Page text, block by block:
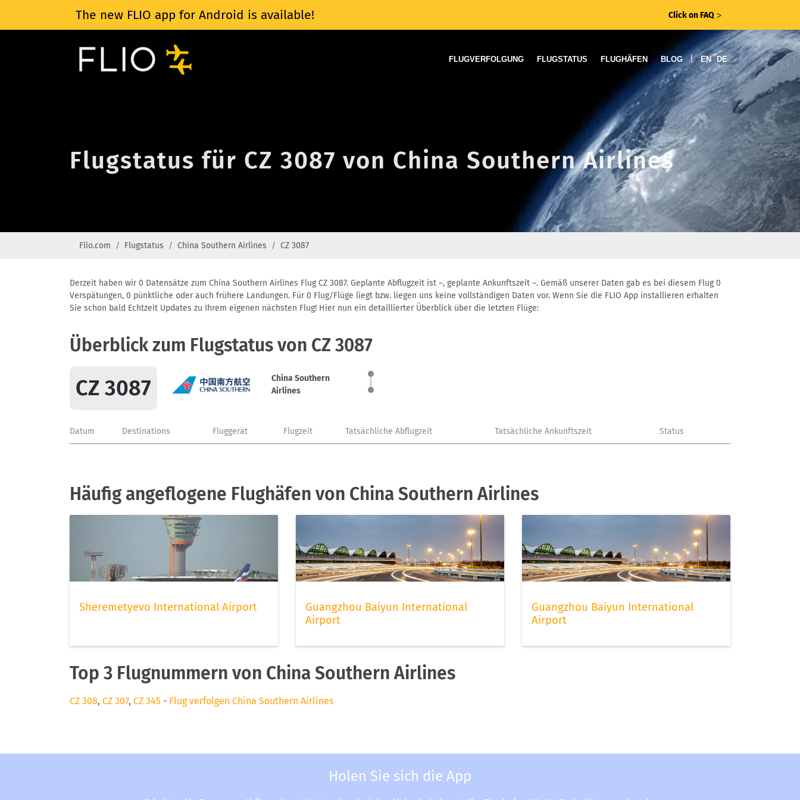
The new FLIO app for Android is available! Click on FAQ ᐳ
FLUGVERFOLGUNG FLUGSTATUS FLUGHÄFEN BLOG | EN DE
Flugstatus für CZ 3087 von China Southern Airlines
Flio.com Flugstatus China Southern Airlines CZ 3087
Derzeit haben wir 0 Datensätze zum China Southern Airlines Flug CZ 3087. Geplante Abflugzeit ist –, geplante Ankunftszeit –. Gemäß unserer Daten gab es bei diesem Flug 0
Verspätungen, 0 pünktliche oder auch frühere Landungen. Für 0 Flug/Flüge liegt bzw. liegen uns keine vollständigen Daten vor. Wenn Sie die FLIO App installieren erhalten
Sie schon bald Echtzeit Updates zu Ihrem eigenen nächsten Flug! Hier nun ein detaillierter Überblick über die letzten Flüge:
Überblick zum Flugstatus von CZ 3087
CZ 3087
China Southern
Airlines
Datum Destinations Fluggerät Flugzeit Tatsächliche Abflugzeit Tatsächliche Ankunftszeit Status
Häufig angeflogene Flughäfen von China Southern Airlines
Sheremetyevo International Airport
Guangzhou Baiyun International
Airport
Guangzhou Baiyun International
Airport
Top 3 Flugnummern von China Southern Airlines
CZ 308, CZ 307, CZ 345 - Flug verfolgen China Southern Airlines
Holen Sie sich die App